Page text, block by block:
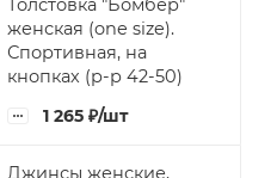
Толстовка "Бомбер"
женская (one size).
Спортивная, на
кнопках (р-р 42-50)
1 265 ₽/шт
Джинсы женские,